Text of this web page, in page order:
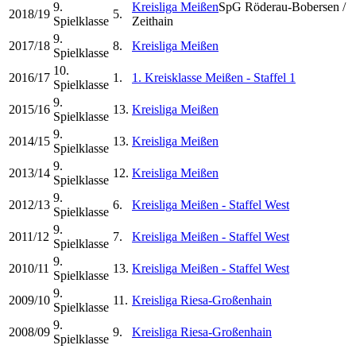
2018/19
9.
Spielklasse
5.
Kreisliga MeißenSpG Röderau-Bobersen /
Zeithain
2017/18
9.
Spielklasse
8. Kreisliga Meißen
2016/17
10.
Spielklasse
1. 1. Kreisklasse Meißen - Staffel 1
2015/16
9.
Spielklasse
13. Kreisliga Meißen
2014/15
9.
Spielklasse
13. Kreisliga Meißen
2013/14
9.
Spielklasse
12. Kreisliga Meißen
2012/13
9.
Spielklasse
6. Kreisliga Meißen - Staffel West
2011/12
9.
Spielklasse
7. Kreisliga Meißen - Staffel West
2010/11
9.
Spielklasse
13. Kreisliga Meißen - Staffel West
2009/10
9.
Spielklasse
11. Kreisliga Riesa-Großenhain
2008/09
9.
Spielklasse
9. Kreisliga Riesa-Großenhain